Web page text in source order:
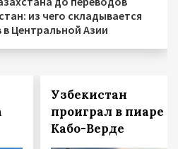
из чего складывается
Центральной Азии
Узбекистан
проиграл в пиаре
Кабо-Верде